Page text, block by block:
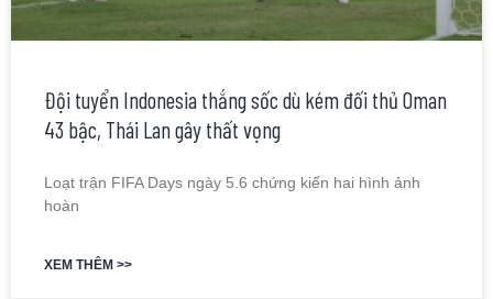
Đội tuyển Indonesia thắng sốc dù kém đối thủ Oman
43 bậc, Thái Lan gây thất vọng
Loạt trận FIFA Days ngày 5.6 chứng kiến hai hình ảnh
hoàn
XEM THÊM >>